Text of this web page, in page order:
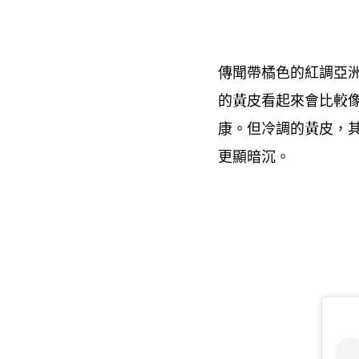
傳聞帶橘色的紅調亞
的黃皮看起來會比較
康。但冷調的黃皮 ，
更顯暗沉。